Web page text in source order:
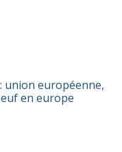
union européenne,
en europe